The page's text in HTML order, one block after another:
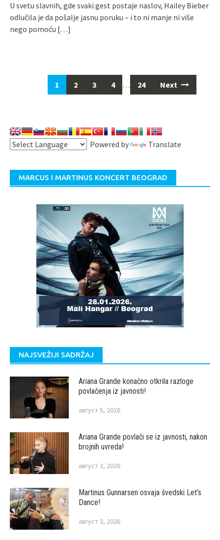
U svetu slavnih, gde svaki gest postaje naslov, Hailey Bieber
odlučila je da pošalje jasnu poruku – i to ni manje ni više
nego pomoću […]
1 2 3 4 … 24 Next
Powered by Translate
MARCUS I MARTINUS KONCERT BEOGRAD
NAJSVEŽIJI SADRŽAJ
Ariana Grande konačno otkrila razloge
povlačenja iz javnosti!
август 5, 2026
Ariana Grande povlači se iz javnosti, nakon
brojnih uvreda!
август 3, 2026
Martinus Gunnarsen osvaja švedski Let’s
Dance!
август 3, 2026